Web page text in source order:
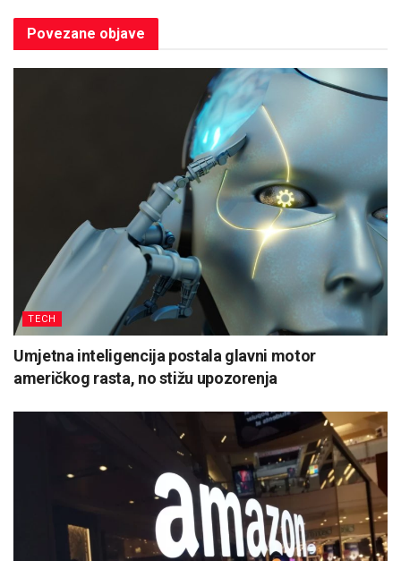
Povezane objave
TECH
Umjetna inteligencija postala glavni motor
američkog rasta, no stižu upozorenja